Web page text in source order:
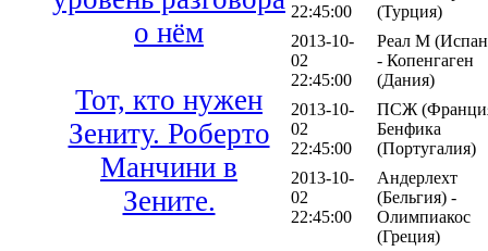
о нём
Тот, кто нужен
Зениту. Роберто
Манчини в
Зените.
22:45:00
(Турция)
2013-10-
02
22:45:00
Реал М
- Копенгаген
(Дания)
2013-10-
02
22:45:00
ПСЖ
Бенфика
(Португалия)
2013-10-
02
22:45:00
Андерлехт
(Бельгия) -
Олимпиакос
(Греция)